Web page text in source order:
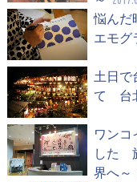
悩んだ
エモグ
土日
て 台
ワンコ
した
界へ～